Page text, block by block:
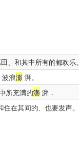
、和其中所有的都欢乐。
浪澎 湃。
所充满的澎 湃．
住在其间的、也要发声。